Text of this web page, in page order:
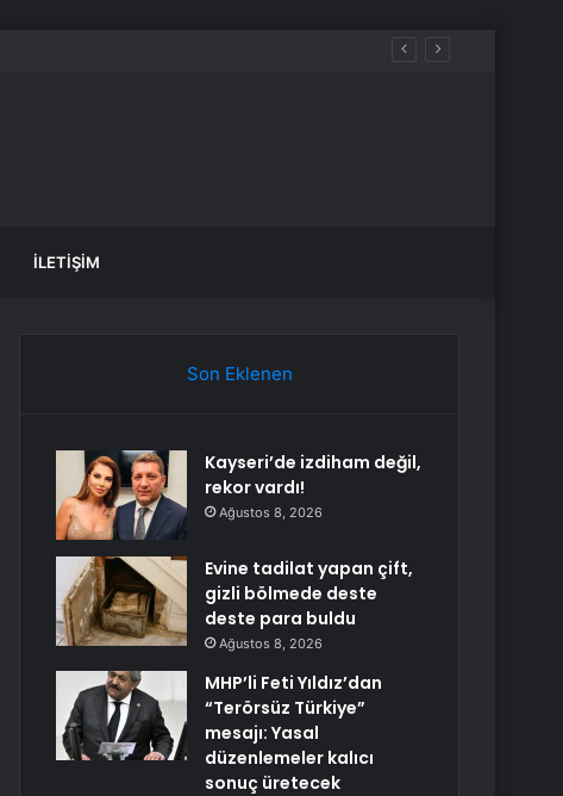
İLETIŞIM
Son Eklenen
Kayseri’de izdiham değil,
rekor vardı!
Ağustos 8, 2026
Evine tadilat yapan çift,
gizli bölmede deste
deste para buldu
Ağustos 8, 2026
MHP’li Feti Yıldız’dan
“Terörsüz Türkiye”
mesajı: Yasal
düzenlemeler kalıcı
sonuç üretecek